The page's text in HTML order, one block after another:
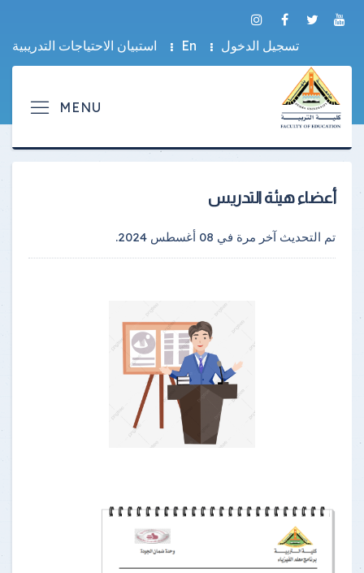
تسجيل الدخول En استبيان الاحتياجات التدريبية
أعضاء هيئة التدريس
تم التحديث آخر مرة في 08 أغسطس 2024 .